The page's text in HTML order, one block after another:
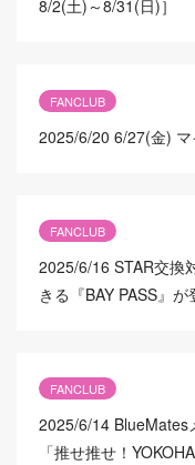
8/2(土)～8/31(日)］
FANCLUB
2025/6/20 6/27(金)
FANCLUB
2025/6/16 STAR交換
きる『BAY PASS』が
FANCLUB
2025/6/14 BlueMates
「推せ推せ！